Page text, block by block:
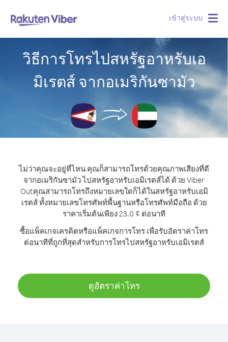
เข้าสู่ระบบ
วิธีการโทรไปสหรัฐอาหรับเอ
มิเรตส์ จากอเมริกันซามัว
ไม่ว่าคุณจะอยู่ที่ไหน คุณก็สามารถโทรด้วยคุณภาพเสียงที่ดี
จากอเมริกันซามัว ไปสหรัฐอาหรับเอมิเรตส์ได้ ด้วย Viber
Outคุณสามารถโทรถึงหมายเลขใดก็ได้ในสหรัฐอาหรับเอมิ
เรตส์ ทั้งหมายเลขโทรศัพท์พื้นฐานหรือโทรศัพท์มือถือ ด้วย
ราคาเริ่มต้นเพียง 23.0 ¢ ต่อนาที
ซื้อแพ็คเกจเครดิตหรือแพ็คเกจการโทร เพื่อรับอัตราค่าโทร
ต่อนาทีที่ถูกที่สุดสำหรับการโทรไปสหรัฐอาหรับเอมิเรตส์
ดูอัตราค่าโทร